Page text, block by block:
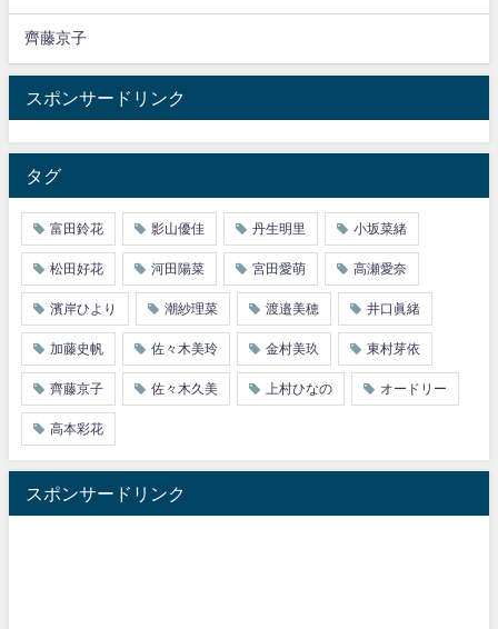
齊藤京子
スポンサードリンク
タグ
富田鈴花 影山優佳 丹生明里 小坂菜緒
松田好花 河田陽菜 宮田愛萌 高瀬愛奈
濱岸ひより 潮紗理菜 渡邉美穂 井口眞緒
加藤史帆 佐々木美玲 金村美玖 東村芽依
齊藤京子 佐々木久美 上村ひなの オードリー
高本彩花
スポンサードリンク